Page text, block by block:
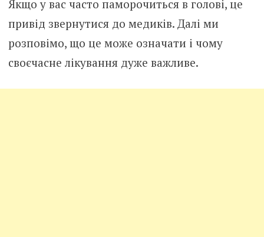
Якщо у вас часто паморочиться в голові, це
привід звернутися до медиків. Далі ми
розповімо, що це може означати і чому
своєчасне лікування дуже важливе.